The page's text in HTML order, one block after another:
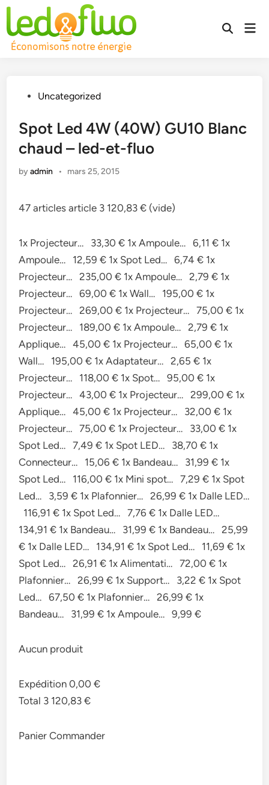
Skip
content
Open
PostedUncategorized
Spot Led 4W (40W) GU10 Blanc
chaud – led-et-fluo
byadmin • mars 25, 2015
47 articles article 3 120,83 € (vide)
1x Projecteur… 33,30 € 1x Ampoule… 6,11 € 1x
Ampoule… 12,59 € 1x Spot Led… 6,74 € 1x
Projecteur… 235,00 € 1x Ampoule… 2,79 € 1x
Projecteur… 69,00 € 1x Wall… 195,00 € 1x
Projecteur… 269,00 € 1x Projecteur… 75,00 € 1x
Projecteur… 189,00 € 1x Ampoule… 2,79 € 1x
Applique… 45,00 € 1x Projecteur… 65,00 € 1x
Wall… 195,00 € 1x Adaptateur… 2,65 € 1x
Projecteur… 118,00 € 1x Spot… 95,00 € 1x
Projecteur… 43,00 € 1x Projecteur… 299,00 € 1x
Applique… 45,00 € 1x Projecteur… 32,00 € 1x
Projecteur… 75,00 € 1x Projecteur… 33,00 € 1x
Spot Led… 7,49 € 1x Spot LED… 38,70 € 1x
Connecteur… 15,06 € 1x Bandeau… 31,99 € 1x
Spot Led… 116,00 € 1x Mini spot… 7,29 € 1x Spot
Led… 3,59 € 1x Plafonnier… 26,99 € 1x Dalle LED…
116,91 € 1x Spot Led… 7,76 € 1x Dalle LED…
134,91 € 1x Bandeau… 31,99 € 1x Bandeau… 25,99
€ 1x Dalle LED… 134,91 € 1x Spot Led… 11,69 € 1x
Spot Led… 26,91 € 1x Alimentati… 72,00 € 1x
Plafonnier… 26,99 € 1x Support… 3,22 € 1x Spot
Led… 67,50 € 1x Plafonnier… 26,99 € 1x
Bandeau… 31,99 € 1x Ampoule… 9,99 €
Aucun produit
Expédition 0,00 €
Total 3 120,83 €
Panier Commander